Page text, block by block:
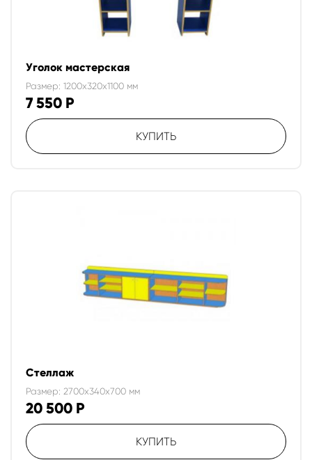
Уголок мастерская
Размер: 1200x320x1100 мм
7 550 Р
КУПИТЬ
Стеллаж
Размер: 2700x340x700 мм
20 500 Р
КУПИТЬ